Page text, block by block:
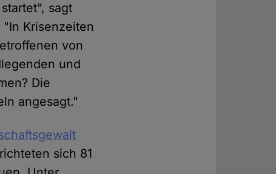
sagt
"In Krisenzeiten
von
und
Die
angesagt."
sich 81